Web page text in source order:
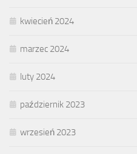
kwiecień 2024
marzec 2024
luty 2024
październik 2023
wrzesień 2023